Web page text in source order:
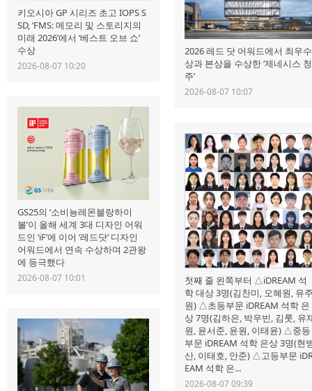
키오시아 GP 시리즈 초고 IOPS S
SD, ‘FMS: 메모리 및 스토리지의
미래 2026’에서 ‘베스트 오브 쇼’
수상
2026-08-07 10:20
2026 레드 닷 어워드에서 최우수
상과 본상을 수상한 ‘제네시스 청
주’
2026-08-07 10:07
GS25의 ‘소비뇽레몬블랑하이
볼’이 올해 세계 3대 디자인 어워
드인 ‘iF’에 이어 ‘레드닷’ 디자인
어워드에서 연속 수상하며 2관왕
에 등극했다
2026-08-07 10:01
첫째 줄 왼쪽부터 △iDREAM 석
학 대상 3명(김찬미, 오혜원, 유
원) △초등부문 iDREAM 석학 은
상 7명(김하은, 박우빈, 김룻, 유
원, 윤서준, 윤원, 이태윤) △중등
부문 iDREAM 석학 은상 3명(현
산, 이태호, 안준) △고등부문
EAM 석학 은...
2026-08-07 09:39